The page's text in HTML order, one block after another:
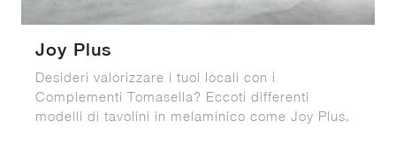
Joy Plus
Desideri valorizzare i tuoi locali con i
Complementi Tomasella? Eccoti differenti
modelli di tavolini in melaminico come Joy Plus.